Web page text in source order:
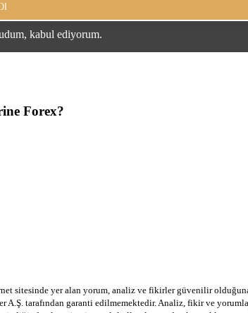
kabul ediyorum.
Forex?
sitesinde yer alan yorum, analiz ve fikirler güvenilir
tarafından garanti edilmemektedir. Analiz, fikir ve